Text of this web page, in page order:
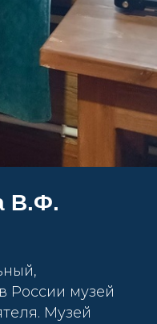
В.Ф.
России музей
Музей